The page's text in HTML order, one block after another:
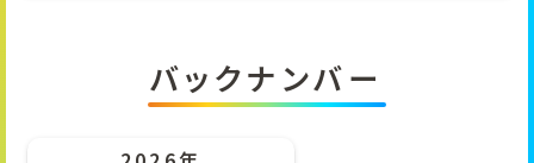
バックナンバー